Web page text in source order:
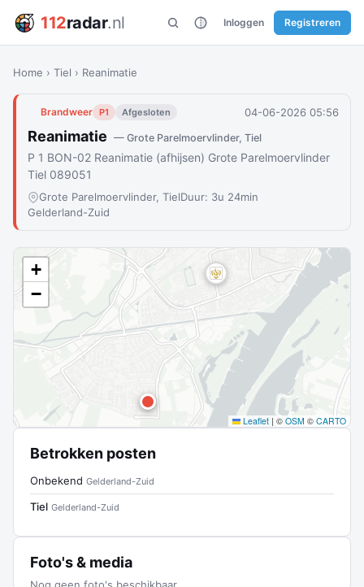
112radar.nl Inloggen Registreren
Home › Tiel › Reanimatie
Brandweer P1 Afgesloten 04-06-2026 05:56
Reanimatie — Grote Parelmoervlinder, Tiel
P 1 BON-02 Reanimatie (afhijsen) Grote Parelmoervlinder
Tiel 089051
Grote Parelmoervlinder, TielDuur: 3u 24min
Gelderland-Zuid
+
−
Leaflet | © OSM © CARTO
Betrokken posten
Onbekend Gelderland-Zuid
Tiel Gelderland-Zuid
Foto's & media